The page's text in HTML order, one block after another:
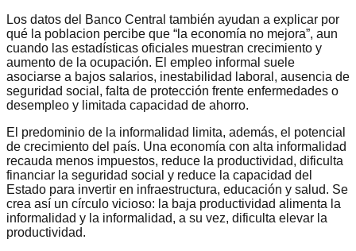
Los datos del Banco Central también ayudan a explicar por
qué la poblacion percibe que “la economía no mejora”, aun
cuando las estadísticas oficiales muestran crecimiento y
aumento de la ocupación. El empleo informal suele
asociarse a bajos salarios, inestabilidad laboral, ausencia de
seguridad social, falta de protección frente enfermedades o
desempleo y limitada capacidad de ahorro.
El predominio de la informalidad limita, además, el potencial
de crecimiento del país. Una economía con alta informalidad
recauda menos impuestos, reduce la productividad, dificulta
financiar la seguridad social y reduce la capacidad del
Estado para invertir en infraestructura, educación y salud. Se
crea así un círculo vicioso: la baja productividad alimenta la
informalidad y la informalidad, a su vez, dificulta elevar la
productividad.